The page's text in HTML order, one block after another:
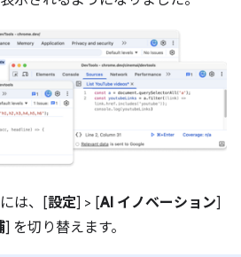
は、[設定] > [AI イノベーション]
] を切り替えます。